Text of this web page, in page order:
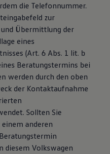
die Telefonnummer.
zur
und Übermittlung der
eines
(Art. 6 Abs. 1 lit. b
Beratungstermins bei
werden durch den oben
der Kontaktaufnahme
Sollten Sie
anderen
diesem Volkswagen